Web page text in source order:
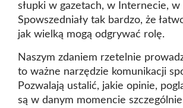
słupki w gazetach, w Internecie, w
Spowszedniały tak bardzo, że
jak wielką mogą odgrywać rolę.
Naszym zdaniem rzetelnie
to ważne narzędzie komunikacji
Pozwalają ustalić, jakie opinie,
są w danym momencie